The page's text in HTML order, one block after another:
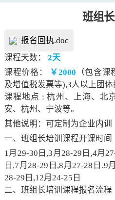
班组
报名回执.doc
课程天数： 2天
课程价格：
￥2000 （包含
及增值税发票等),3人以上团体
课程地点 : 杭州、上海、北
安、杭州、宁波等。
其他说明：可定制为企业内训
一、班组长培训课程开课时间
1月29-30日,3月28-29日,4月
日,7月28-29日,8月27-28日,9
28-29日,12月24-25日
二、班组长培训课程报名流程